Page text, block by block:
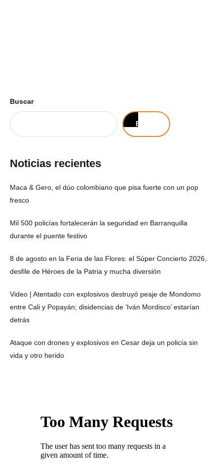
Buscar
Buscar
Noticias recientes
Maca & Gero, el dúo colombiano que pisa fuerte con un pop
fresco
Mil 500 policías fortalecerán la seguridad en Barranquilla
durante el puente festivo
8 de agosto en la Feria de las Flores: el Súper Concierto 2026,
desfile de Héroes de la Patria y mucha diversión
Video | Atentado con explosivos destruyó peaje de Mondomo
entre Cali y Popayán; disidencias de ‘Iván Mordisco’ estarían
detrás
Ataque con drones y explosivos en Cesar deja un policía sin
vida y otro herido